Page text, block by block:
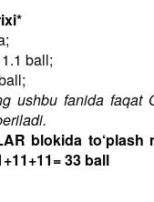
ball;
ushbu fanida faqat
blokida to‘plash
33 ball